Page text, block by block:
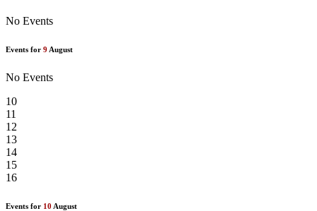
No Events
Events for 9 August
No Events
10
11
12
13
14
15
16
Events for 10 August